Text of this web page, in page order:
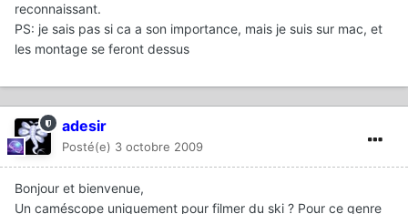
reconnaissant.
PS: je sais pas si ca a son importance, mais je suis sur mac, et
les montage se feront dessus
adesir
Posté(e) 3 octobre 2009
Bonjour et bienvenue,
Un caméscope uniquement pour filmer du ski ? Pour ce genre